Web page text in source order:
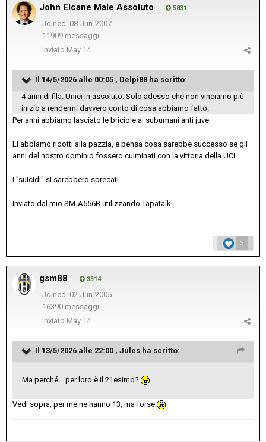
John Elcane Male Assoluto 5831
Joined: 08-Jun-2007
11909 messaggi
Inviato May 14
Il 14/5/2026 alle 00:05 , Delpi88 ha scritto:
4 anni di fila. Unici in assoluto. Solo adesso che non vinciamo più
inizio a rendermi davvero conto di cosa abbiamo fatto.
Per anni abbiamo lasciato le briciole ai subumani anti juve.
Li abbiamo ridotti alla pazzia, e pensa cosa sarebbe successo se gli
anni del nostro dominio fossero culminati con la vittoria della UCL.
I "suicidi" si sarebbero sprecati.
Inviato dal mio SM-A556B utilizzando Tapatalk
3
gsm88 3314
Joined: 02-Jun-2005
16390 messaggi
Inviato May 14
Il 13/5/2026 alle 22:00 , Jules ha scritto:
Ma perché... per loro è il 21esimo?
Vedi sopra, per me ne hanno 13, ma forse